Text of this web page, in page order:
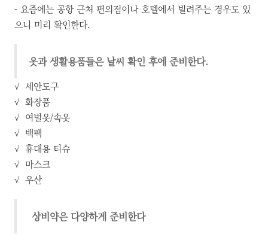
- 요즘에는 공항 근처 편의점이나 호텔에서 빌려주는 경우도 있
으니 미리 확인한다.
옷과 생활용품들은 날씨 확인 후에 준비한다.
√ 세안도구
√ 화장품
√ 여벌옷/속옷
√ 백팩
√ 휴대용 티슈
√ 마스크
√ 우산
상비약은 다양하게 준비한다